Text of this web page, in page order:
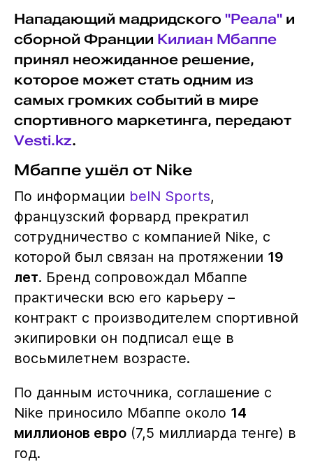
Нападающий мадридского "Реала"и
сборной Франции Килиан Мбаппе
принял неожиданное решение,
которое может стать одним из
самых громких событий в мире
спортивного маркетинга, передают
Vesti.kz.
Мбаппе ушёл от Nike
По информации beIN Sports,
французский форвард прекратил
сотрудничество с компанией Nike, с
которой был связан на протяжении 19
лет. Бренд сопровождал Мбаппе
практически всю его карьеру –
контракт с производителем спортивной
экипировки он подписал еще в
восьмилетнем возрасте.
По данным источника, соглашение с
Nike приносило Мбаппе около 14
миллионов евро(7,5 миллиарда тенге) в
год.